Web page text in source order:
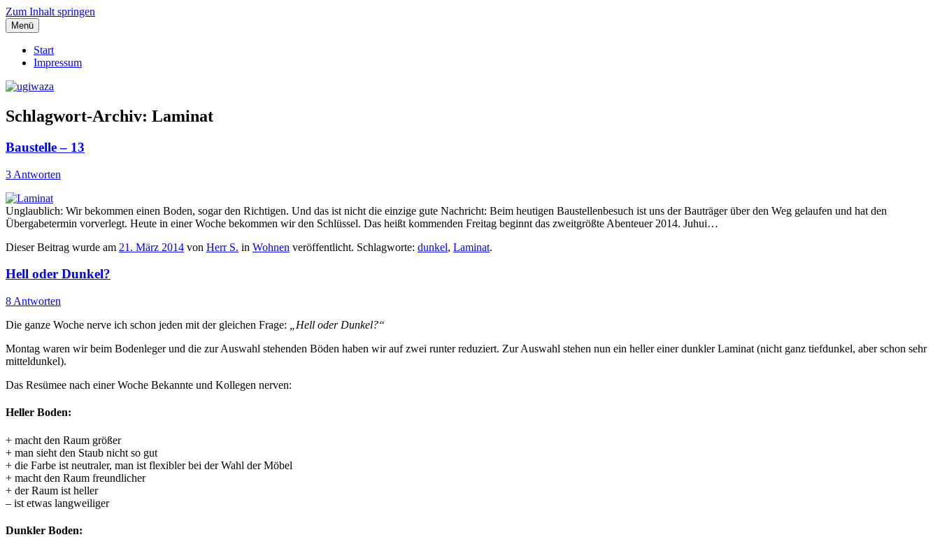
Zum Inhalt springen
ugiwaza
Menü
Start
Impressum
Schlagwort-Archiv: Laminat
Baustelle – 13
3 Antworten
Unglaublich: Wir bekommen einen Boden, sogar den Richtigen. Und das ist nicht die einzige gute Nachricht: Beim heutigen Baustellenbesuch ist uns der Bauträger über den Weg gelaufen und hat den
Übergabetermin vorverlegt. Heute in einer Woche bekommen wir den Schlüssel. Das heißt kommenden Freitag beginnt das zweitgrößte Abenteuer 2014. Juhui…
Dieser Beitrag wurde am 21. März 2014 von Herr S. in Wohnen veröffentlicht. Schlagworte: dunkel, Laminat.
Hell oder Dunkel?
8 Antworten
Die ganze Woche nerve ich schon jeden mit der gleichen Frage:
„Hell oder Dunkel?“
Montag waren wir beim Bodenleger und die zur Auswahl stehenden Böden haben wir auf zwei runter reduziert. Zur Auswahl stehen nun ein heller einer dunkler Laminat (nicht ganz tiefdunkel, aber schon sehr
mitteldunkel).
Das Resümee nach einer Woche Bekannte und Kollegen nerven:
Heller Boden:
+ macht den Raum größer
+ man sieht den Staub nicht so gut
+ die Farbe ist neutraler, man ist flexibler bei der Wahl der Möbel
+ macht den Raum freundlicher
+ der Raum ist heller
– ist etwas langweiliger
Dunkler Boden: